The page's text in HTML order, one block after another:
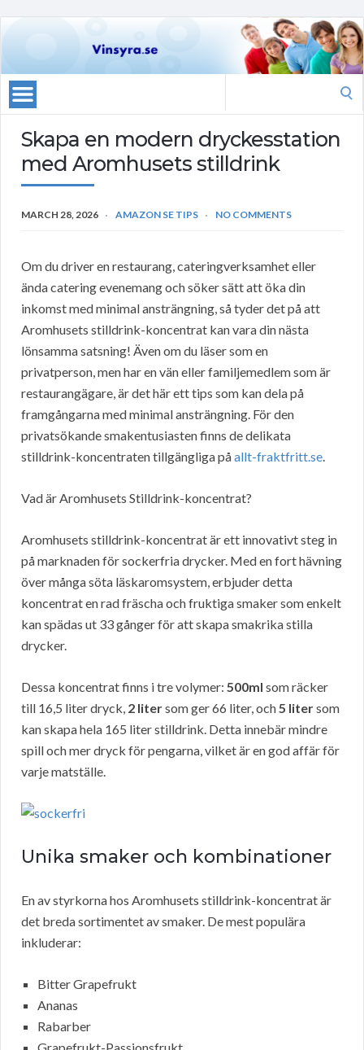
Skapa en modern dryckesstation
med Aromhusets stilldrink
MARCH 28, 2026 AMAZON SE TIPS NO COMMENTS
Om du driver en restaurang, cateringverksamhet eller
ända catering evenemang och söker sätt att öka din
inkomst med minimal ansträngning, så tyder det på att
Aromhusets stilldrink-koncentrat kan vara din nästa
lönsamma satsning! Även om du läser som en
privatperson, men har en vän eller familjemedlem som är
restaurangägare, är det här ett tips som kan dela på
framgångarna med minimal ansträngning. För den
privatsökande smakentusiasten finns de delikata
stilldrink-koncentraten tillgängliga påallt-fraktfritt.se.
Vad är Aromhusets Stilldrink-koncentrat?
Aromhusets stilldrink-koncentrat är ett innovativt steg in
på marknaden för sockerfria drycker. Med en fort hävning
över många söta läskaromsystem, erbjuder detta
koncentrat en rad fräscha och fruktiga smaker som enkelt
kan spädas ut 33 gånger för att skapa smakrika stilla
drycker.
Dessa koncentrat finns i tre volymer: 500ml som räcker
till 16,5 liter dryck, 2 litersom ger 66 liter, och5 litersom
kan skapa hela 165 liter stilldrink. Detta innebär mindre
spill och mer dryck för pengarna, vilket är en god affär för
varje matställe.
Unika smaker och kombinationer
En av styrkorna hos Aromhusets stilldrink-koncentrat är
det breda sortimentet av smaker. De mest populära
inkluderar:
Bitter Grapefrukt
Ananas
Rabarber